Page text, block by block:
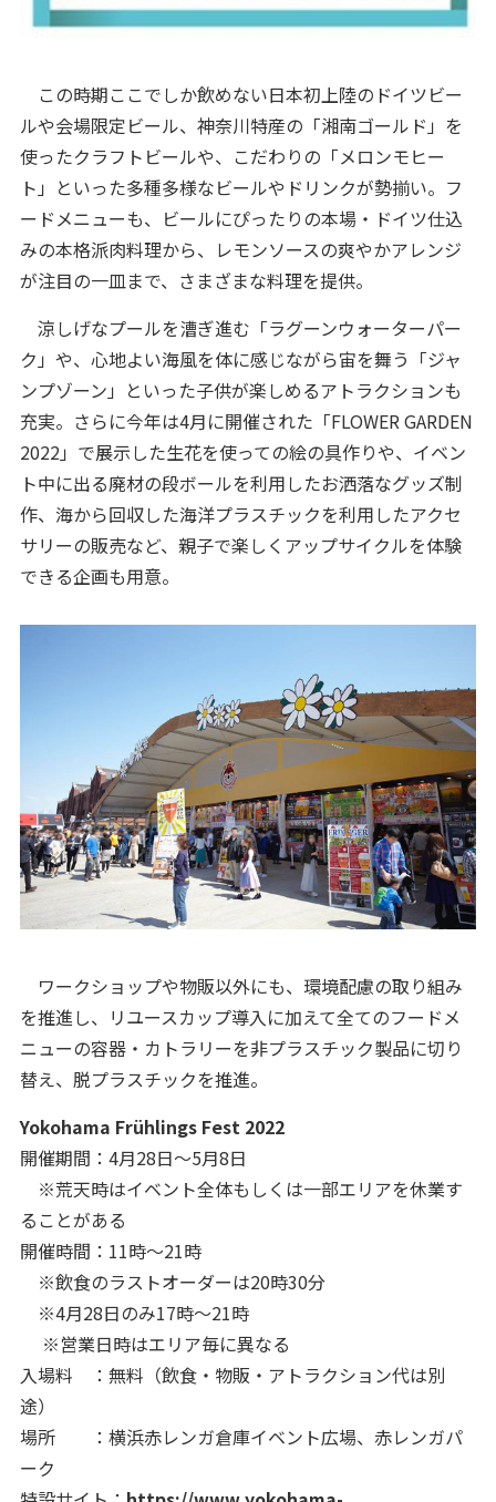
この時期ここでしか飲めない日本初上陸のドイツビー
ルや会場限定ビール、神奈川特産の「湘南ゴールド」を
使ったクラフトビールや、こだわりの「メロンモヒー
ト」といった多種多様なビールやドリンクが勢揃い。フ
ードメニューも、ビールにぴったりの本場・ドイツ仕込
みの本格派肉料理から、レモンソースの爽やかアレンジ
が注目の一皿まで、さまざまな料理を提供。
涼しげなプールを漕ぎ進む「ラグーンウォーターパー
ク」や、心地よい海風を体に感じながら宙を舞う「ジャ
ンプゾーン」といった子供が楽しめるアトラクションも
充実。さらに今年は4月に開催された「FLOWER GARDEN
2022」で展示した生花を使っての絵の具作りや、イベン
ト中に出る廃材の段ボールを利用したお洒落なグッズ制
作、海から回収した海洋プラスチックを利用したアクセ
サリーの販売など、親子で楽しくアップサイクルを体験
できる企画も用意。
ワークショップや物販以外にも、環境配慮の取り組み
を推進し、リユースカップ導入に加えて全てのフードメ
ニューの容器・カトラリーを非プラスチック製品に切り
替え、脱プラスチックを推進。
Yokohama Frühlings Fest 2022
開催期間：4月28日～5月8日
※荒天時はイベント全体もしくは一部エリアを休業す
ることがある
開催時間：11時～21時
※飲食のラストオーダーは20時30分
※4月28日のみ17時～21時
※営業日時はエリア毎に異なる
入場料 ：無料（飲食・物販・アトラクション代は別
途）
場所 ：横浜赤レンガ倉庫イベント広場、赤レンガパ
ーク